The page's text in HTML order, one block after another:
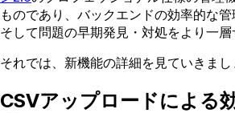
ものであり、バックエンドの効率的な管
そして問題の早期発見・対処をより一層
それでは、新機能の詳細を見ていきまし
CSVアップロードによる